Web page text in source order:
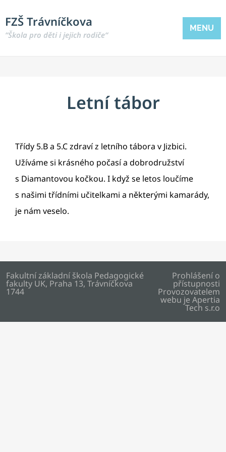
FZŠ Trávníčkova
“Škola pro děti i jejich rodiče“
MENU
Letní tábor
Třídy 5.B a 5.C zdraví z letního tábora v Jizbici.
Užíváme si krásného počasí a dobrodružství
s Diamantovou kočkou. I když se letos loučíme
s našimi třídními učitelkami a některými kamarády,
je nám veselo.
Fakultní základní škola Pedagogické
fakulty UK, Praha 13, Trávníčkova
1744
Prohlášení o
přístupnosti
Provozovatelem
webu je Apertia
Tech s.r.o